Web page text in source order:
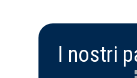
I nostri